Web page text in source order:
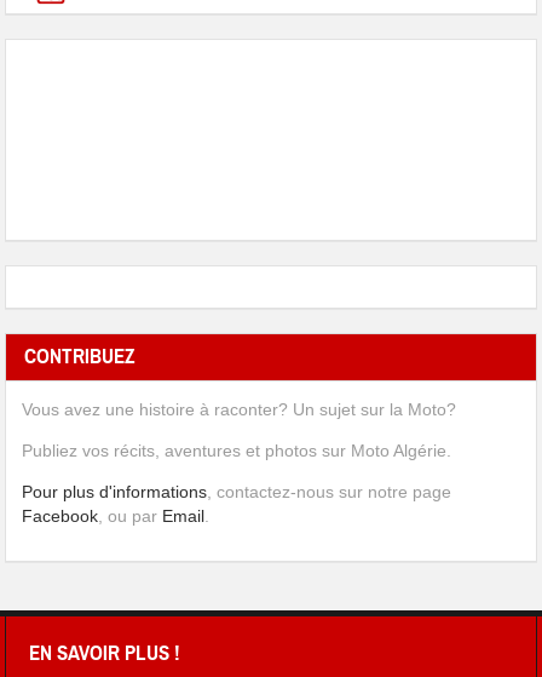
CONTRIBUEZ
Vous avez une histoire à raconter? Un sujet sur la Moto?
Publiez vos récits, aventures et photos sur Moto Algérie.
Pour plus d'informations , contactez-nous sur notre page
Facebook , ou par Email
EN SAVOIR PLUS !